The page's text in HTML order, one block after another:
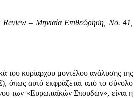
Review – Μηνιαία Επιθεώρηση, Νο. 41,
του κυρίαρχου μοντέλου ανάλυσης της
όπως αυτό εκφράζεται από το σύνολο
των «Ευρωπαϊκών Σπουδών», είναι η